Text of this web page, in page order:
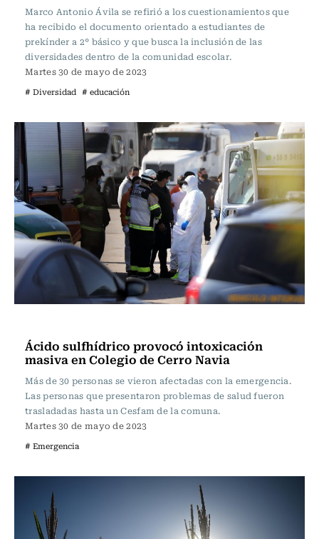
Marco Antonio Ávila se refirió a los cuestionamientos que
ha recibido el documento orientado a estudiantes de
prekínder a 2° básico y que busca la inclusión de las
diversidades dentro de la comunidad escolar.
Martes 30 de mayo de 2023
# Diversidad # educación
Ácido sulfhídrico provocó intoxicación
masiva en Colegio de Cerro Navia
Más de 30 personas se vieron afectadas con la emergencia.
Las personas que presentaron problemas de salud fueron
trasladadas hasta un Cesfam de la comuna.
Martes 30 de mayo de 2023
# Emergencia